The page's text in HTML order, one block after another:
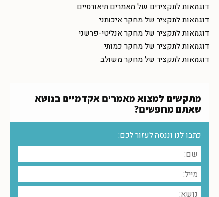
דוגמאות לתקצירים של מאמרים תיאורטיים
דוגמאות לתקציר של מחקר איכותני
דוגמאות לתקציר של מחקר אנליטי-פרשני
דוגמאות לתקציר של מחקר כמותי
דוגמאות לתקציר של מחקר משולב
מתקשים למצוא מאמרים אקדמיים בנושא
שאתם מחפשים?
כתבו לנו וננסה לעזור לכם: